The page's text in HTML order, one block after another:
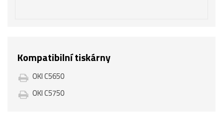
Kompatibilní tiskárny
OKI C5650
OKI C5750